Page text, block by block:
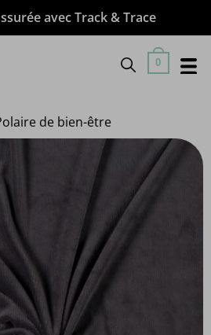
avec Track & Trace
0
de bien-être